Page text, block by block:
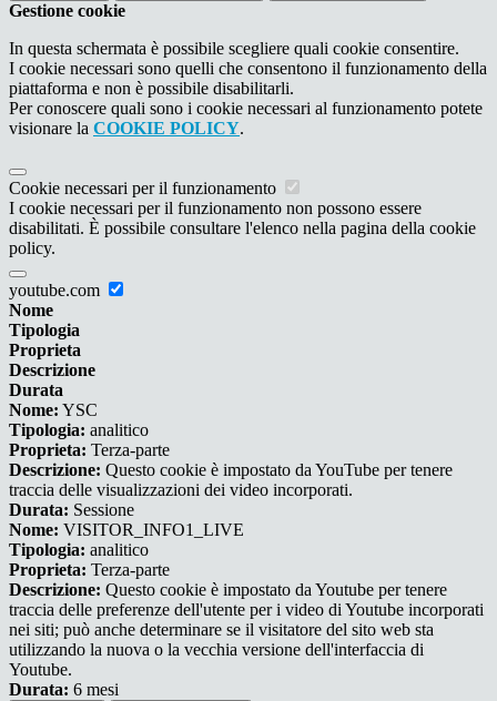
Gestione cookie
In questa schermata è possibile scegliere quali cookie consentire.
I cookie necessari sono quelli che consentono il funzionamento della
piattaforma e non è possibile disabilitarli.
Per conoscere quali sono i cookie necessari al funzionamento potete
visionare la COOKIE POLICY.
Cookie necessari per il funzionamento
I cookie necessari per il funzionamento non possono essere
disabilitati. È possibile consultare l'elenco nella pagina della cookie
policy.
youtube.com
Nome
Tipologia
Proprieta
Descrizione
Durata
Nome: YSC
Tipologia: analitico
Proprieta: Terza-parte
Descrizione: Questo cookie è impostato da YouTube per tenere
traccia delle visualizzazioni dei video incorporati.
Durata: Sessione
Nome: VISITOR_INFO1_LIVE
Tipologia: analitico
Proprieta: Terza-parte
Descrizione: Questo cookie è impostato da Youtube per tenere
traccia delle preferenze dell'utente per i video di Youtube incorporati
nei siti; può anche determinare se il visitatore del sito web sta
utilizzando la nuova o la vecchia versione dell'interfaccia di
Youtube.
Durata: 6 mesi